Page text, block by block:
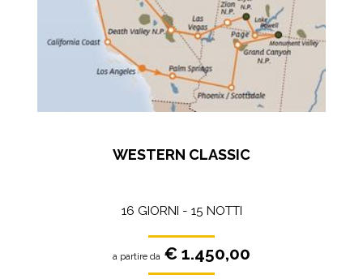
WESTERN CLASSIC
16 GIORNI - 15 NOTTI
a partire da € 1.450,00